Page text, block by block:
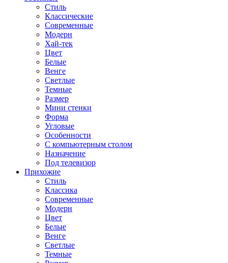
Стиль
Классические
Современные
Модерн
Хай-тек
Цвет
Белые
Венге
Светлые
Темные
Размер
Мини стенки
Форма
Угловые
Особенности
С компьютерным столом
Назначение
Под телевизор
Прихожие
Стиль
Классика
Современные
Модерн
Цвет
Белые
Венге
Светлые
Темные